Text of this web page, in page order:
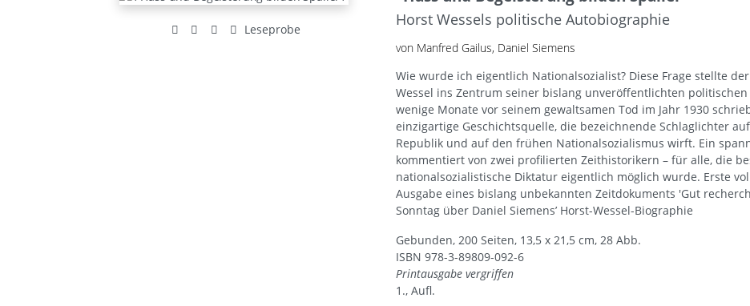
Leseprobe
Horst Wessels politische Autobiographie
von Manfred Gailus, Daniel Siemens
Wie wurde ich eigentlich Nationalsozialist? Diese Frage stellte
Wessel ins Zentrum seiner bislang unveröffentlichten
wenige Monate vor seinem gewaltsamen Tod im Jahr 1930
einzigartige Geschichtsquelle, die bezeichnende Schlaglichter
Republik und auf den frühen Nationalsozialismus wirft. Ein
kommentiert von zwei profilierten Zeithistorikern – für alle, die
nationalsozialistische Diktatur eigentlich möglich wurde. Erste
Ausgabe eines bislang unbekannten Zeitdokuments 'Gut
Sonntag über Daniel Siemens’ Horst-Wessel-Biographie
Gebunden, 200 Seiten, 13,5 x 21,5 cm, 28 Abb.
ISBN 978-3-89809-092-6
Printausgabe vergriffen
1., Aufl.